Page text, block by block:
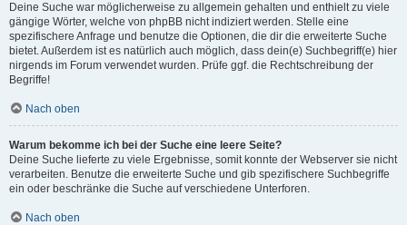
Deine Suche war möglicherweise zu allgemein gehalten und enthielt zu viele
gängige Wörter, welche von phpBB nicht indiziert werden. Stelle eine
spezifischere Anfrage und benutze die Optionen, die dir die erweiterte Suche
bietet. Außerdem ist es natürlich auch möglich, dass dein(e) Suchbegriff(e) hier
nirgends im Forum verwendet wurden. Prüfe ggf. die Rechtschreibung der
Begriffe!
Nach oben
Warum bekomme ich bei der Suche eine leere Seite?
Deine Suche lieferte zu viele Ergebnisse, somit konnte der Webserver sie nicht
verarbeiten. Benutze die erweiterte Suche und gib spezifischere Suchbegriffe
ein oder beschränke die Suche auf verschiedene Unterforen.
Nach oben